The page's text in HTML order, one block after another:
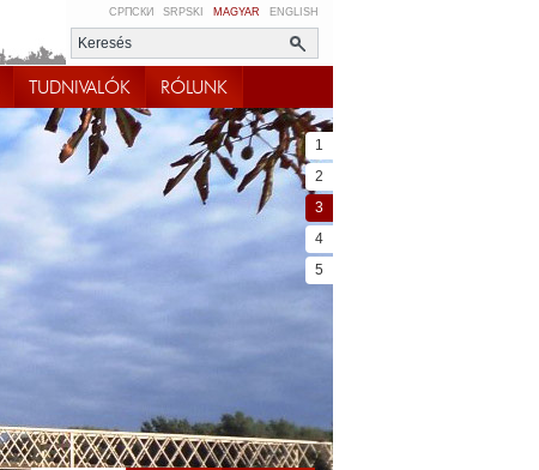
СРПСКИ SRPSKI MAGYAR ENGLISH
TUDNIVALÓK RÓLUNK
1
2
3
4
5